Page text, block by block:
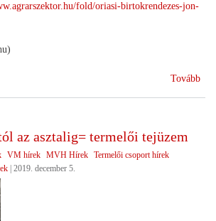
fold/oriasi-birtokrendezes-jon-
Tovább
az asztalig= termelői tejüzem
VM hírek MVH Hírek Termelői csoport hírek
2019. december 5.